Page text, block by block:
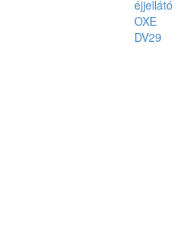
éjjellátó
OXE
DV29